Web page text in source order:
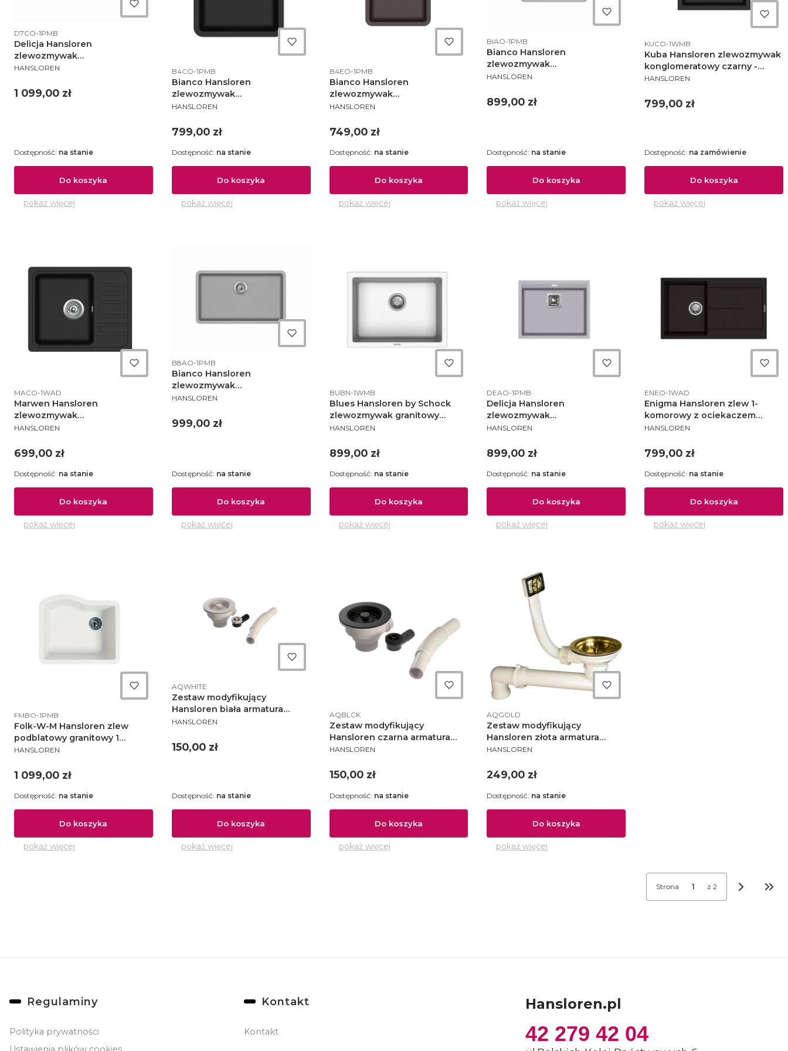
Kod produktu
D7CO-1PMB
Delicja Hansloren
zlewozmywak
konglomeratowy podwieszany
PRODUCENT
HANSLOREN
Cena
1 099,00 zł
Do koszyka
Dostępność: na stanie
pokaż więcej
Kod produktu
B4CO-1PMB
Bianco Hansloren
zlewozmywak
konglomeratowy podwieszany
PRODUCENT
HANSLOREN
Cena
799,00 zł
Do koszyka
Dostępność: na stanie
pokaż więcej
Kod produktu
B4EO-1PMB
Bianco Hansloren
zlewozmywak
konglomeratowy podwieszany
1PMB
PRODUCENT
HANSLOREN
Cena
749,00 zł
Do koszyka
Dostępność: na stanie
pokaż więcej
Kod produktu
BIAO-1PMB
Bianco Hansloren
zlewozmywak
konglomeratowy podwieszany
1PMB
PRODUCENT
HANSLOREN
Cena
899,00 zł
Do koszyka
Dostępność: na stanie
pokaż więcej
Kod produktu
KUCO-1WMB
Kuba Hansloren zlewozmywak
konglomeratowy czarny -
KUCO-1WMB
PRODUCENT
HANSLOREN
Cena
799,00 zł
Do koszyka
Dostępność: na zamówienie
pokaż więcej
Kod produktu
MACO-1WAD
Marwen Hansloren
zlewozmywak
konglomeratowy 460x575
PRODUCENT
HANSLOREN
Cena
699,00 zł
Do koszyka
Dostępność: na stanie
pokaż więcej
Kod produktu
B8AO-1PMB
Bianco Hansloren
zlewozmywak
konglomeratowy podwieszany
1PMB
PRODUCENT
HANSLOREN
Cena
999,00 zł
Do koszyka
Dostępność: na stanie
pokaż więcej
Kod produktu
BUBN-1WMB
Blues Hansloren by Schock
zlewozmywak granitowy
609x457 biały - BUBN-1WMB
PRODUCENT
HANSLOREN
Cena
899,00 zł
Do koszyka
Dostępność: na stanie
pokaż więcej
Kod produktu
DEAO-1PMB
Delicja Hansloren
zlewozmywak
konglomeratowy podwieszany
1PMB
PRODUCENT
HANSLOREN
Cena
899,00 zł
Do koszyka
Dostępność: na stanie
pokaż więcej
Kod produktu
ENEO-1WAD
Enigma Hansloren zlew 1-
komorowy z ociekaczem
500x860x200 mm korek auto
PRODUCENT
HANSLOREN
Cena
799,00 zł
Do koszyka
Dostępność: na stanie
pokaż więcej
Kod produktu
FMBO-1PMB
Folk-W-M Hansloren zlew
podblatowy granitowy 1
komora 533x610 biały - FMBO-
PRODUCENT
HANSLOREN
Cena
1 099,00 zł
Do koszyka
Dostępność: na stanie
pokaż więcej
Kod produktu
AQWHITE
Zestaw modyfikujący
Hansloren biała armatura
odpływowo przelewowa -
PRODUCENT
HANSLOREN
Cena
150,00 zł
Do koszyka
Dostępność: na stanie
pokaż więcej
Kod produktu
AQBLCK
Zestaw modyfikujący
Hansloren czarna armatura
odpływowo przelewowa -
PRODUCENT
HANSLOREN
Cena
150,00 zł
Do koszyka
Dostępność: na stanie
pokaż więcej
Kod produktu
AQGOLD
Zestaw modyfikujący
Hansloren złota armatura
odpływowo przelewowa -
PRODUCENT
HANSLOREN
Cena
249,00 zł
Do koszyka
Dostępność: na stanie
pokaż więcej
Strona z 2
Linki w stopce
Regulaminy
Polityka prywatności
Kontakt
Kontakt
Hansloren.pl
42 279 42 04